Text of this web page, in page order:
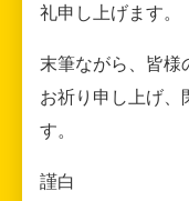
礼申し上げます。
末筆ながら、皆様
お祈り申し上げ、
す。
謹白